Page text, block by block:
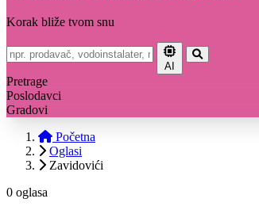
Korak bliže tvom snu
AI
Pretrage
Poslodavci
Gradovi
Početna
Oglasi
Zavidovići
0 oglasa